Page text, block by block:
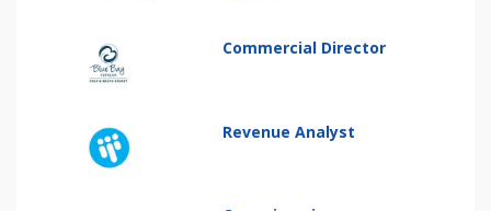
Commercial Director
Revenue Analyst